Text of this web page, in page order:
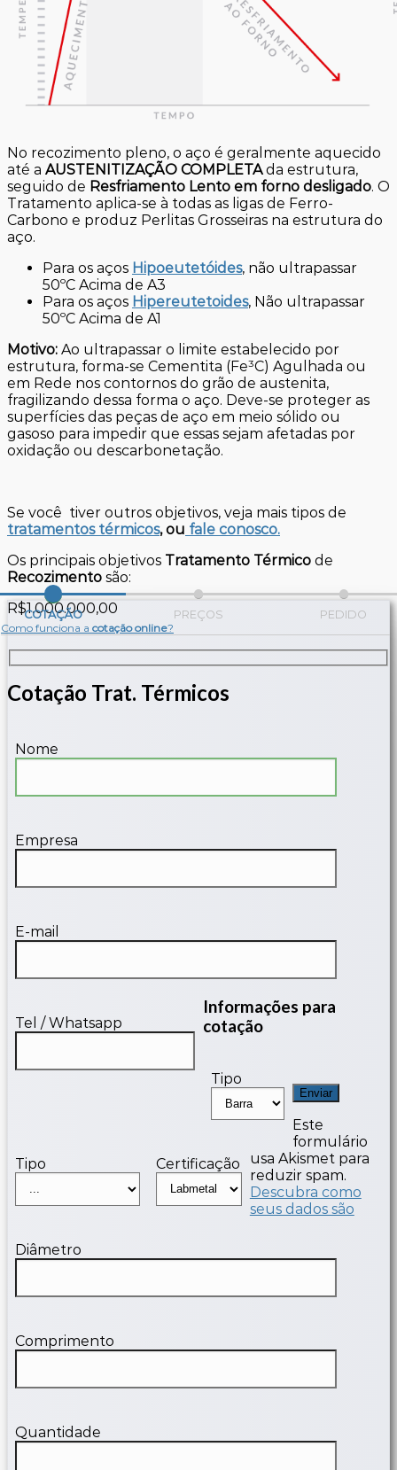
No recozimento pleno, o aço é geralmente aquecido
até a AUSTENITIZAÇÃO COMPLETAda estrutura,
seguido de Resfriamento Lento em forno desligado. O
Tratamento aplica-se à todas as ligas de Ferro-
Carbono e produz Perlitas Grosseiras na estrutura do
aço.
Para os aços Hipoeutetóides, não ultrapassar
50ºC Acima de A3
Para os aços Hipereutetoides, Não ultrapassar
50ºC Acima de A1
Motivo: Ao ultrapassar o limite estabelecido por
estrutura, forma-se Cementita (Fe³C) Agulhada ou
em Rede nos contornos do grão de austenita,
fragilizando dessa forma o aço. Deve-se proteger as
superfícies das peças de aço em meio sólido ou
gasoso para impedir que essas sejam afetadas por
oxidação ou descarbonetação.
Se você tiver outros objetivos, veja mais tipos de
tratamentos térmicos, ou fale conosco.
Os principais objetivos Tratamento Térmico de
Recozimento são:
R$1.000.000,00
COTAÇÃO PREÇOS
PEDIDO
Como funciona a cotação online?
Cotação Trat. Térmicos
Nome
Empresa
E-mail
Tel / Whatsapp
Informações para
cotação
Tipo
Tipo Certificação
Diâmetro
Comprimento
Quantidade
Este
formulário
usa Akismet para
reduzir spam.
Descubra como
seus dados são